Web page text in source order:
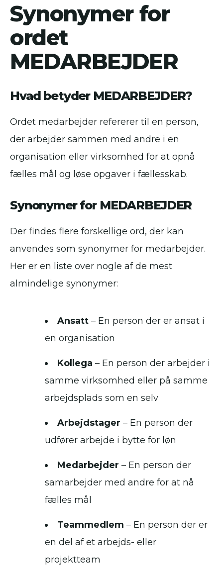
Synonymer for
ordet
MEDARBEJDER
Hvad betyder MEDARBEJDER?
Ordet medarbejder refererer til en person,
der arbejder sammen med andre i en
organisation eller virksomhed for at opnå
fælles mål og løse opgaver i fællesskab.
Synonymer for MEDARBEJDER
Der findes flere forskellige ord, der kan
anvendes som synonymer for medarbejder.
Her er en liste over nogle af de mest
almindelige synonymer:
Ansatt – En person der er ansat i
en organisation
Kollega – En person der arbejder i
samme virksomhed eller på samme
arbejdsplads som en selv
Arbejdstager – En person der
udfører arbejde i bytte for løn
Medarbejder – En person der
samarbejder med andre for at nå
fælles mål
Teammedlem – En person der er
en del af et arbejds- eller
projektteam